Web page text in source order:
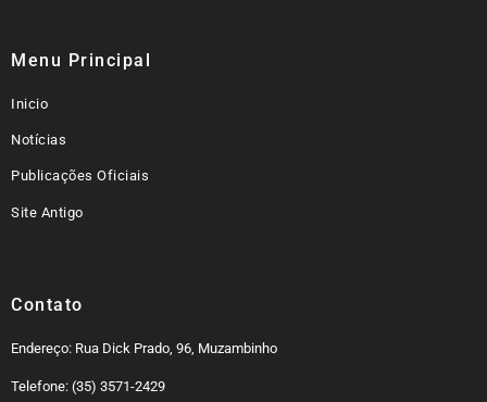
Menu Principal
Inicio
Notícias
Publicações Oficiais
Site Antigo
Contato
Endereço: Rua Dick Prado, 96, Muzambinho
Telefone: (35) 3571-2429